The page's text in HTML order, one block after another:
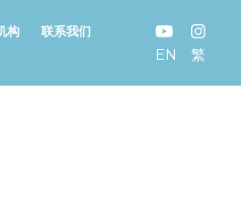
构
联系我们
EN 繁